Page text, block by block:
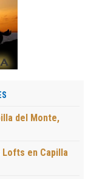
del Monte,
Lofts en Capilla